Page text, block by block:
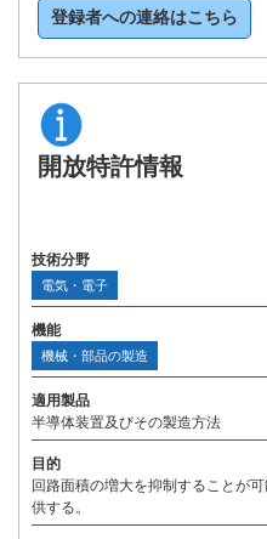
登録者への連絡はこちら
開放特許情報
技術分野
電気・電子
機能
機械・部品の製造
適用製品
半導体装置及びその製造方法
目的
回路面積の増大を抑制することが
供する。